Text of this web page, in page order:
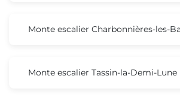
Monte escalier Charbonnières-les-
Monte escalier Tassin-la-Demi-Lune